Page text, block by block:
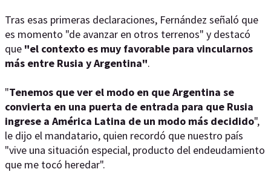
Tras esas primeras declaraciones, Fernández señaló que
es momento "de avanzar en otros terrenos" y destacó
que "el contexto es muy favorable para vincularnos
más entre Rusia y Argentina".
"Tenemos que ver el modo en que Argentina se
convierta en una puerta de entrada para que Rusia
ingrese a América Latina de un modo más decidido",
le dijo el mandatario, quien recordó que nuestro país
"vive una situación especial, producto del endeudamiento
que me tocó heredar".